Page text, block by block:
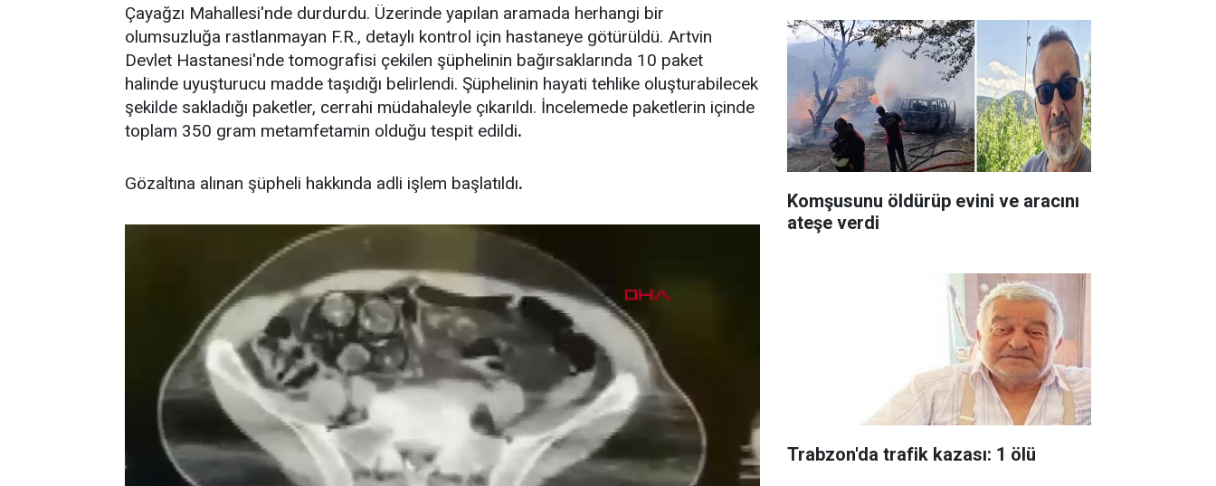
Çayağzı Mahallesi'nde durdurdu. Üzerinde yapılan aramada herhangi bir
olumsuzluğa rastlanmayan F.R., detaylı kontrol için hastaneye götürüldü. Artvin
Devlet Hastanesi'nde tomografisi çekilen şüphelinin bağırsaklarında 10 paket
halinde uyuşturucu madde taşıdığı belirlendi. Şüphelinin hayati tehlike oluşturabilecek
şekilde sakladığı paketler, cerrahi müdahaleyle çıkarıldı. İncelemede paketlerin içinde
toplam 350 gram metamfetamin olduğu tespit edildi.
Gözaltına alınan şüpheli hakkında adli işlem başlatıldı.
Komşusunu öldürüp evini ve aracını
ateşe verdi
Trabzon'da trafik kazası: 1 ölü